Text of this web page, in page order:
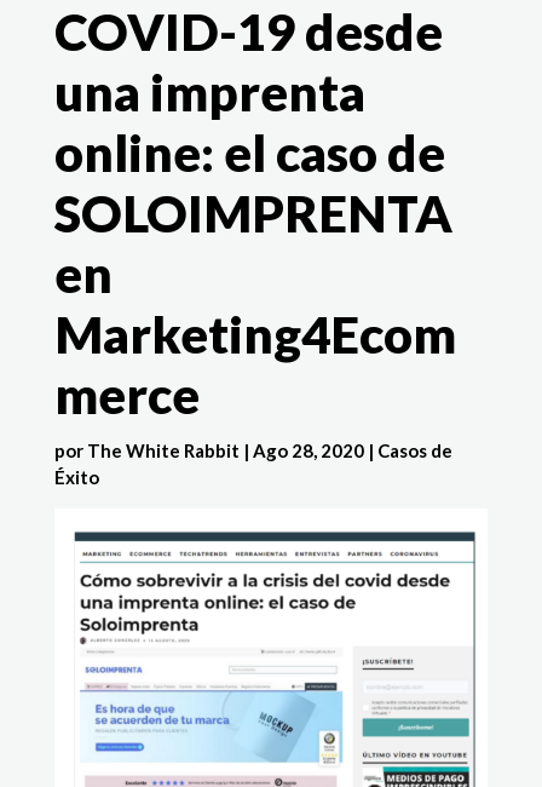
COVID-19 desde
una imprenta
online: el caso de
SOLOIMPRENTA
en
Marketing4Ecom
merce
por The White Rabbit | Ago 28, 2020| Casos de
Éxito